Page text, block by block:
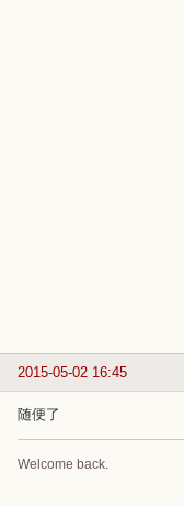
2015-05-02 16:45
随便了
Welcome back.